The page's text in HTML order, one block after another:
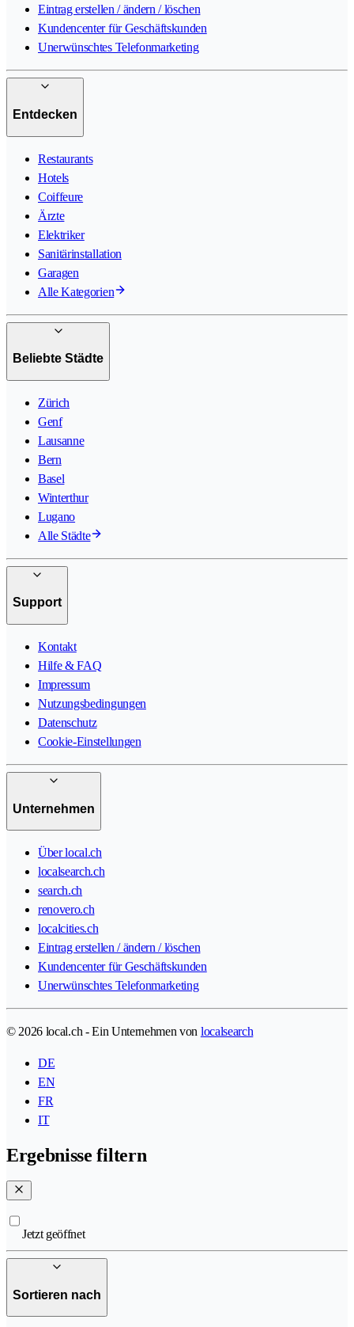
Eintrag erstellen / ändern / löschen
Kundencenter für Geschäftskunden
Unerwünschtes Telefonmarketing
Entdecken
Restaurants
Hotels
Coiffeure
Ärzte
Elektriker
Sanitärinstallation
Garagen
Alle Kategorien
Beliebte Städte
Zürich
Genf
Lausanne
Bern
Basel
Winterthur
Lugano
Alle Städte
Support
Kontakt
Hilfe & FAQ
Impressum
Nutzungsbedingungen
Datenschutz
Cookie-Einstellungen
Unternehmen
Über local.ch
localsearch.ch
search.ch
renovero.ch
localcities.ch
Eintrag erstellen / ändern / löschen
Kundencenter für Geschäftskunden
Unerwünschtes Telefonmarketing
© 2026 local.ch - Ein Unternehmen von localsearch
DE
EN
FR
IT
Ergebnisse filtern
Jetzt geöffnet
Sortieren nach